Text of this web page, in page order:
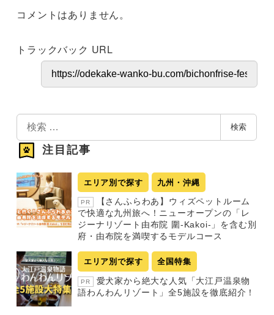
コメントはありません。
トラックバック URL
検
索
検索
注目記事
エリア別で探す 九州・沖縄
PR
【さんふらわあ】ウィズペットルーム
で快適な九州旅へ！ニューオープンの「レ
ジーナリゾート由布院 圍-Kakoi-」を含む別
府・由布院を満喫するモデルコース
エリア別で探す 全国特集
PR
愛犬家から絶大な人気「大江戸温泉物
語わんわんリゾート」全5施設を徹底紹介！